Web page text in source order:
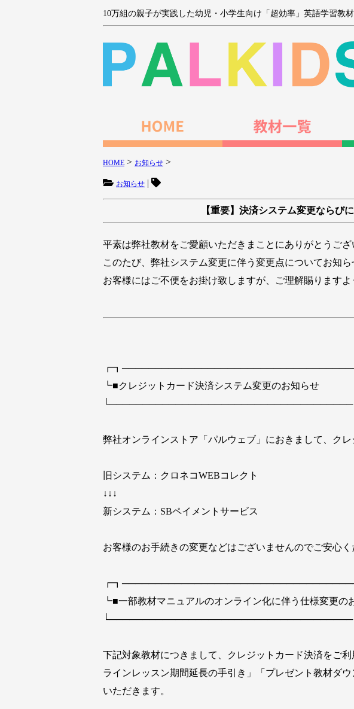
10万組の親子が実践した幼児・小学生向け「超効率」英語学習教材
HOME > お知らせ >
お知らせ |
【重要】決済システム変更ならび
平素は弊社教材をご愛顧いただきまことにありがとうござ
このたび、弊社システム変更に伴う変更点についてお知ら
お客様にはご不便をお掛け致しますが、ご理解賜りますよ
┗■クレジットカード決済システム変更のお知らせ
└─────────────────────────────────────
弊社オンラインストア「パルウェブ」におきまして、ク
旧システム：クロネコWEBコレクト
↓↓↓
新システム：SBペイメントサービス
お客様のお手続きの変更などはございませんのでご安心く
┗■一部教材マニュアルのオンライン化に伴う仕様変更の
└─────────────────────────────────────
下記対象教材につきまして、クレジットカード決済をご
ラインレッスン期間延長の手引き」「プレゼント教材ダ
いただきます。